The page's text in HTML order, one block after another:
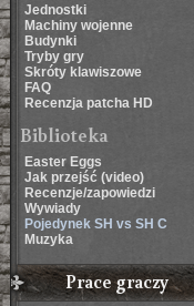
Jednostki
Machiny wojenne
Budynki
Tryby gry
Skróty klawiszowe
FAQ
Recenzja patcha HD
Biblioteka
Easter Eggs
Jak przejść (video)
Recenzje/zapowiedzi
Wywiady
Pojedynek SH vs SH C
Muzyka
Prace graczy